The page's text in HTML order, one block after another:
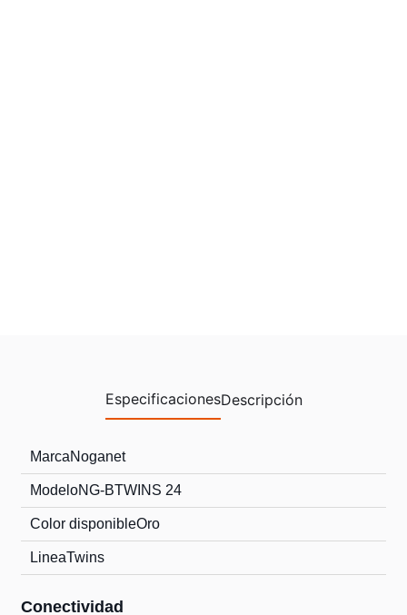
EspecificacionesDescripción
MarcaNoganet
ModeloNG-BTWINS 24
Color disponibleOro
LineaTwins
Conectividad